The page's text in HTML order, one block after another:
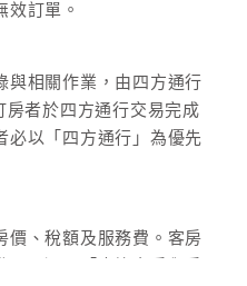
效訂單。
與相關作業，由四方通行
房者於四方通行交易完成
必以「四方通行」為優先
價、稅額及服務費。客房